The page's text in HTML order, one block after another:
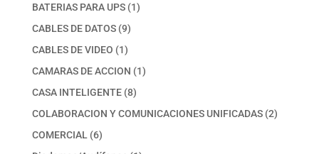
BATERIAS PARA UPS 11
CABLES DE DATOS 99
productos
CABLES DE VIDEO 11
producto
CAMARAS DE ACCION 11
CASA INTELIGENTE 88
productos
COLABORACION Y COMUNICACIONES UNIFICADAS 22
COMERCIAL 66
productos